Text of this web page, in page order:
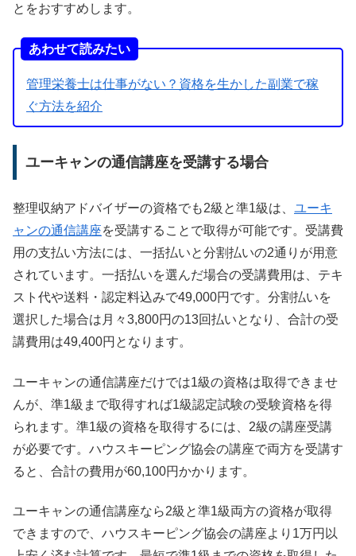
とをおすすめします。
あわせて読みたい
管理栄養士は仕事がない？資格を生かした副業で稼
ぐ方法を紹介
ユーキャンの通信講座を受講する場合
整理収納アドバイザーの資格でも2級と準1級は、 ユーキ
ャンの通信講座を受講することで取得が可能です。受講費
用の支払い方法には、一括払いと分割払いの2通りが用意
されています。一括払いを選んだ場合の受講費用は、テキ
スト代や送料・認定料込みで49,000円です。分割払いを
選択した場合は月々3,800円の13回払いとなり、合計の受
講費用は49,400円となります。
ユーキャンの通信講座だけでは1級の資格は取得できませ
んが、準1級まで取得すれば1級認定試験の受験資格を得
られます。準1級の資格を取得するには、2級の講座受講
が必要です。ハウスキーピング協会の講座で両方を受講す
ると、合計の費用が60,100円かかります。
ユーキャンの通信講座なら2級と準1級両方の資格が取得
できますので、ハウスキーピング協会の講座より1万円以